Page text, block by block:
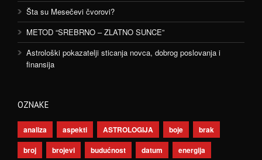
Šta su Mesečevi čvorovi?
METOD “SREBRNO – ZLATNO SUNCE”
Astrološki pokazatelji sticanja novca, dobrog poslovanja i
finansija
OZNAKE
analiza aspekti ASTROLOGIJA boje
brak
broj
brojevi budućnost datum
energija